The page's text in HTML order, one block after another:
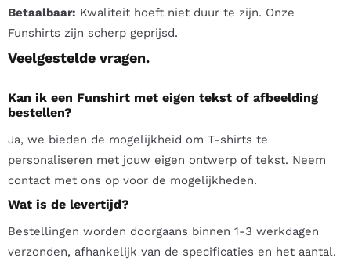
Betaalbaar: Kwaliteit hoeft niet duur te zijn. Onze
Funshirts zijn scherp geprijsd.
Veelgestelde vragen.
Kan ik een Funshirt met eigen tekst of afbeelding
bestellen?
Ja, we bieden de mogelijkheid om T-shirts te
personaliseren met jouw eigen ontwerp of tekst. Neem
contact met ons op voor de mogelijkheden.
Wat is de levertijd?
Bestellingen worden doorgaans binnen 1-3 werkdagen
verzonden, afhankelijk van de specificaties en het aantal.